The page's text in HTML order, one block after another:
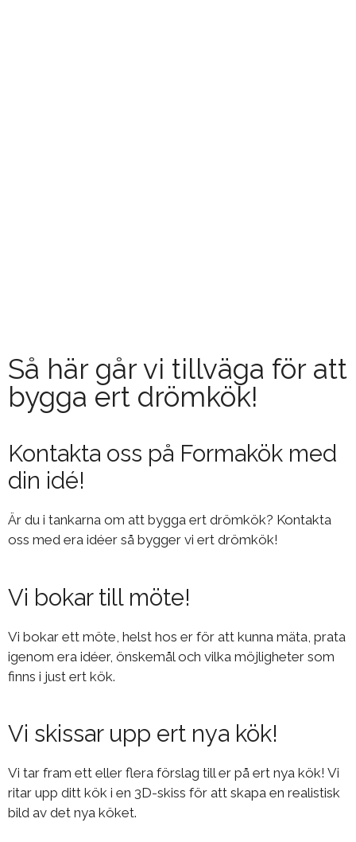
Så här går vi tillväga för att
bygga ert drömkök!
Kontakta oss på Formakök med
din idé!
Är du i tankarna om att bygga ert drömkök? Kontakta
oss med era idéer så bygger vi ert drömkök!
Vi bokar till möte!
Vi bokar ett möte, helst hos er för att kunna mäta, prata
igenom era idéer, önskemål och vilka möjligheter som
finns i just ert kök.
Vi skissar upp ert nya kök!
Vi tar fram ett eller flera förslag till er på ert nya kök! Vi
ritar upp ditt kök i en 3D-skiss för att skapa en realistisk
bild av det nya köket.